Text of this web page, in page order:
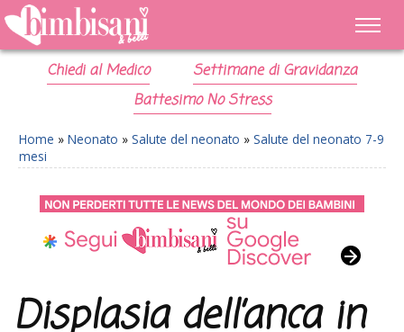
Chiedi al Medico
Settimane di Gravidanza
Battesimo No Stress
Home » Neonato » Salute del neonato » Salute del neonato 7-9
mesi
Displasia dell’anca in